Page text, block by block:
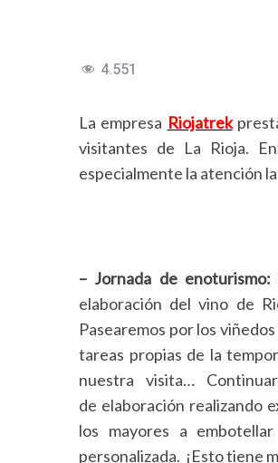
4.551
La empresa Riojatrek
visitantes de La Rioja.
especialmente la atención
– Jornada de enoturismo:
elaboración del vino de
Pasearemos por los
tareas propias de la
nuestra visita…
de elaboración realizando
los mayores a
personalizada. ¡Esto tiene